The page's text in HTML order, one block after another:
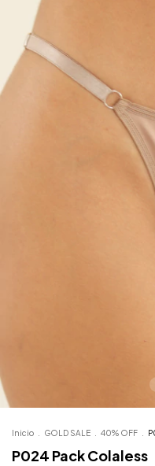
Inicio GOLD SALE 40% OFF
P024 Pack Colaless